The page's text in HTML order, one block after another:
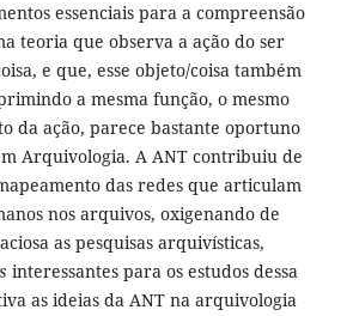
essenciais para a compreensão
teoria que observa a ação do ser
e que, esse objeto/coisa também
a mesma função, o mesmo
da ação, parece bastante oportuno
Arquivologia. A ANT contribuiu de
das redes que articulam
nos arquivos, oxigenando de
as pesquisas arquivísticas,
interessantes para os estudos dessa
as ideias da ANT na arquivologia